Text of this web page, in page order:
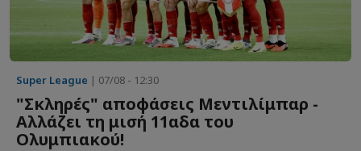
Super League | 07/08 - 12:30
"Σκληρές" αποφάσεις Μεντιλίμπαρ -
Αλλάζει τη μισή 11αδα του
Ολυμπιακού!